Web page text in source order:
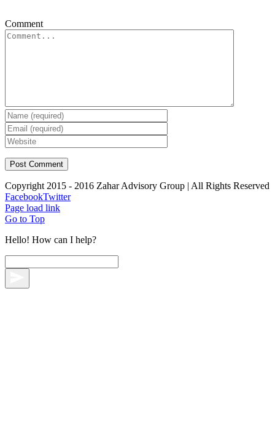
Comment
Copyright 2015 - 2016 Zahar Advisory Group | All Rights Reserved
FacebookTwitter
Page load link
Go to Top
Hello! How can I help?